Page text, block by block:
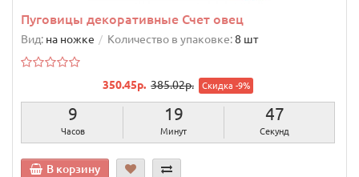
Пуговицы декоративные Счет овец
Вид: на ножке Количество в упаковке:8 шт
350.45р. 385.02р. Скидка -9%
9
Часов
19
Минут
46
Секунд
В корзину